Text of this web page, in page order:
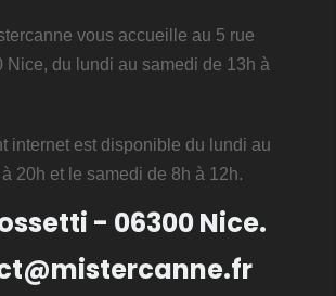
vous accueille au 5 rue
Nice, du lundi au samedi de 13h à
internet est disponible du lundi au
20h et le samedi de 8h à 12h.
- 06300 Nice.